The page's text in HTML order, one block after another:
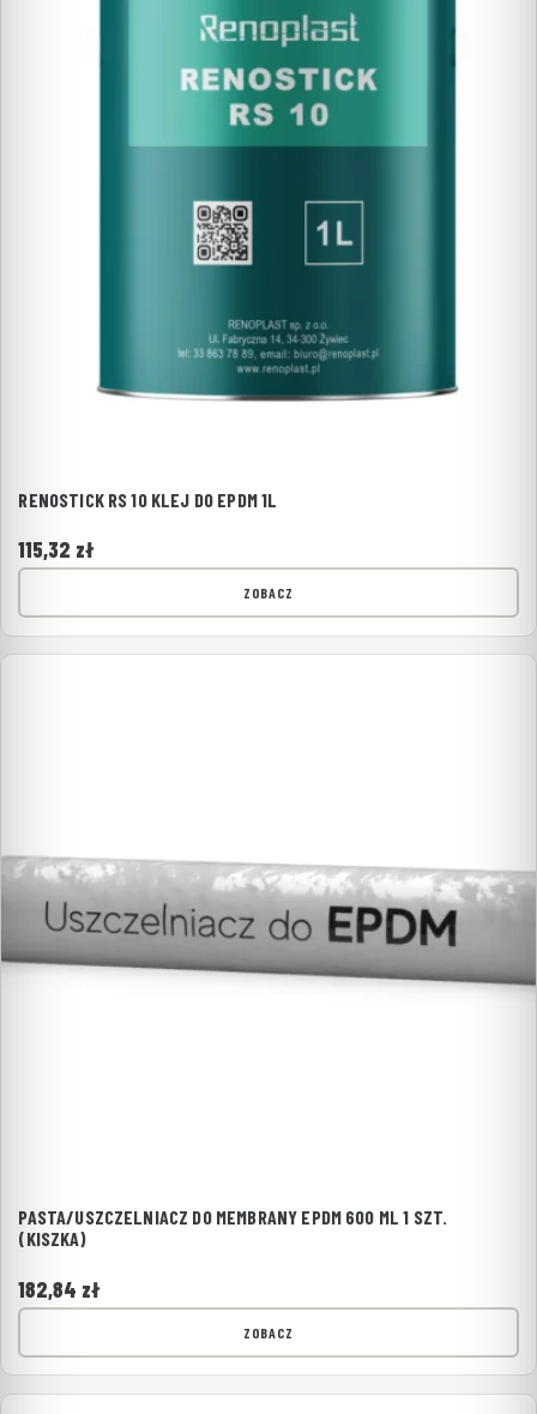
RENOSTICK RS 10 KLEJ DO EPDM 1L
115,32 zł
ZOBACZ
PASTA/USZCZELNIACZ DO MEMBRANY EPDM 600 ML 1 SZT.
(KISZKA)
182,84 zł
ZOBACZ